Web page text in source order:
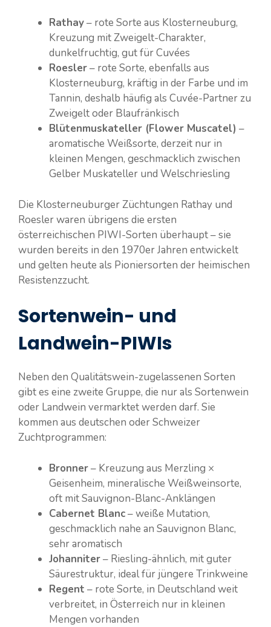
Rathay– rote Sorte aus Klosterneuburg,
Kreuzung mit Zweigelt-Charakter,
dunkelfruchtig, gut für Cuvées
Roesler– rote Sorte, ebenfalls aus
Klosterneuburg, kräftig in der Farbe und im
Tannin, deshalb häufig als Cuvée-Partner zu
Zweigelt oder Blaufränkisch
Blütenmuskateller (Flower Muscatel) –
aromatische Weißsorte, derzeit nur in
kleinen Mengen, geschmacklich zwischen
Gelber Muskateller und Welschriesling
Die Klosterneuburger Züchtungen Rathay und
Roesler waren übrigens die ersten
österreichischen PIWI-Sorten überhaupt – sie
wurden bereits in den 1970er Jahren entwickelt
und gelten heute als Pioniersorten der heimischen
Resistenzzucht.
Sortenwein- und
Landwein-PIWIs
Neben den Qualitätswein-zugelassenen Sorten
gibt es eine zweite Gruppe, die nur als Sortenwein
oder Landwein vermarktet werden darf. Sie
kommen aus deutschen oder Schweizer
Zuchtprogrammen:
Bronner– Kreuzung aus Merzling ×
Geisenheim, mineralische Weißweinsorte,
oft mit Sauvignon-Blanc-Anklängen
Cabernet Blanc– weiße Mutation,
geschmacklich nahe an Sauvignon Blanc,
sehr aromatisch
Johanniter– Riesling-ähnlich, mit guter
Säurestruktur, ideal für jüngere Trinkweine
Regent – rote Sorte, in Deutschland weit
verbreitet, in Österreich nur in kleinen
Mengen vorhanden